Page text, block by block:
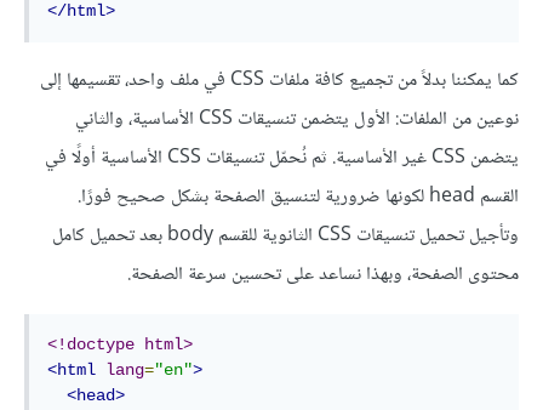
</html>
كما يمكننا بدلاً من تجميع كافة ملفات CSS في ملف واحد، تقسيمها إلى
نوعين من الملفات: الأول يتضمن تنسيقات CSS الأساسية، والثاني
يتضمن CSS غير الأساسية. ثم نُحمّل تنسيقات CSS الأساسية أولًا في
القسم head لكونها ضرورية لتنسيق الصفحة بشكل صحيح فورًا.
وتأجيل تحميل تنسيقات CSS الثانوية للقسم body بعد تحميل كامل
محتوى الصفحة، وبهذا نساعد على تحسين سرعة الصفحة.
<!doctype html>
<html lang="en">
<head>